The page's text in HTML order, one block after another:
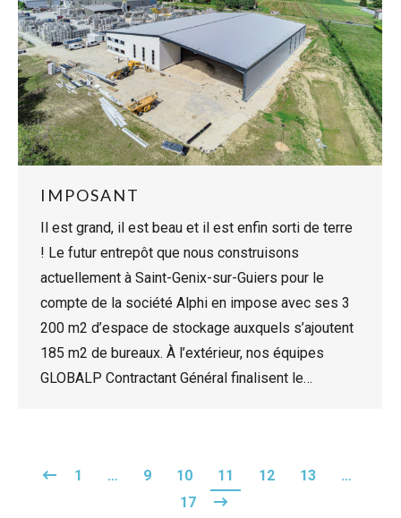
IMPOSANT
Il est grand, il est beau et il est enfin sorti de terre
! Le futur entrepôt que nous construisons
actuellement à Saint-Genix-sur-Guiers pour le
compte de la société Alphi en impose avec ses 3
200 m2 d’espace de stockage auxquels s’ajoutent
185 m2 de bureaux. À l’extérieur, nos équipes
GLOBALP Contractant Général finalisent le…
1 … 9 10 11 12 13
…
17